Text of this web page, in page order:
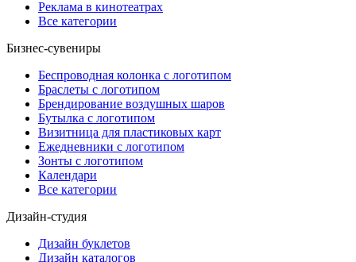
Реклама в кинотеатрах
Все категории
Бизнес-сувениры
Беспроводная колонка с логотипом
Браслеты с логотипом
Брендирование воздушных шаров
Бутылка с логотипом
Визитница для пластиковых карт
Ежедневники с логотипом
Зонты с логотипом
Календари
Все категории
Дизайн-студия
Дизайн буклетов
Дизайн каталогов